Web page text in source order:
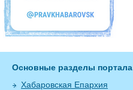
Основные разделы портала
Хабаровская Епархия